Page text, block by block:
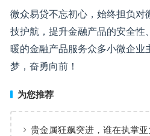
微众易贷不忘初心，始终担负对
技护航，提升金融产品的安全性
暖的金融产品服务众多小微企业
梦，奋勇向前！
为您推荐
贵金属狂飙突进，谁在执掌亚